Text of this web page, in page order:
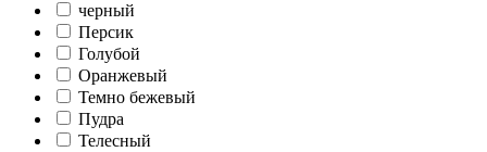
черный
Персик
Голубой
Оранжевый
Темно бежевый
Пудра
Телесный